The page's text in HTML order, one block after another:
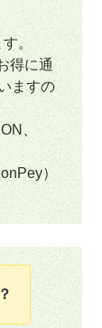
。
得に通
ますの
、
）